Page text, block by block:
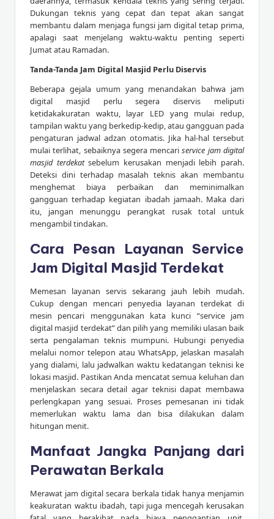
Dukungan teknis yang cepat dan tepat akan sangat
membantu dalam menjaga fungsi jam digital tetap prima,
apalagi saat menjelang waktu-waktu penting seperti
Jumat atau Ramadan.
Tanda-Tanda Jam Digital Masjid Perlu Diservis
Beberapa gejala umum yang menandakan bahwa jam
digital masjid perlu segera diservis meliputi
ketidakakuratan waktu, layar LED yang mulai redup,
tampilan waktu yang berkedip-kedip, atau gangguan pada
pengaturan jadwal adzan otomatis. Jika hal-hal tersebut
mulai terlihat, sebaiknya segera mencariservice jam digital
masjid terdekatsebelum kerusakan menjadi lebih parah.
Deteksi dini terhadap masalah teknis akan membantu
menghemat biaya perbaikan dan meminimalkan
gangguan terhadap kegiatan ibadah jamaah. Maka dari
itu, jangan menunggu perangkat rusak total untuk
mengambil tindakan.
Cara Pesan Layanan Service
Jam Digital Masjid Terdekat
Memesan layanan servis sekarang jauh lebih mudah.
Cukup dengan mencari penyedia layanan terdekat di
mesin pencari menggunakan kata kunci “service jam
digital masjid terdekat” dan pilih yang memiliki ulasan baik
serta pengalaman teknis mumpuni. Hubungi penyedia
melalui nomor telepon atau WhatsApp, jelaskan masalah
yang dialami, lalu jadwalkan waktu kedatangan teknisi ke
lokasi masjid. Pastikan Anda mencatat semua keluhan dan
menjelaskan secara detail agar teknisi dapat membawa
perlengkapan yang sesuai. Proses pemesanan ini tidak
memerlukan waktu lama dan bisa dilakukan dalam
hitungan menit.
Manfaat Jangka Panjang dari
Perawatan Berkala
Merawat jam digital secara berkala tidak hanya menjamin
keakuratan waktu ibadah, tapi juga mencegah kerusakan